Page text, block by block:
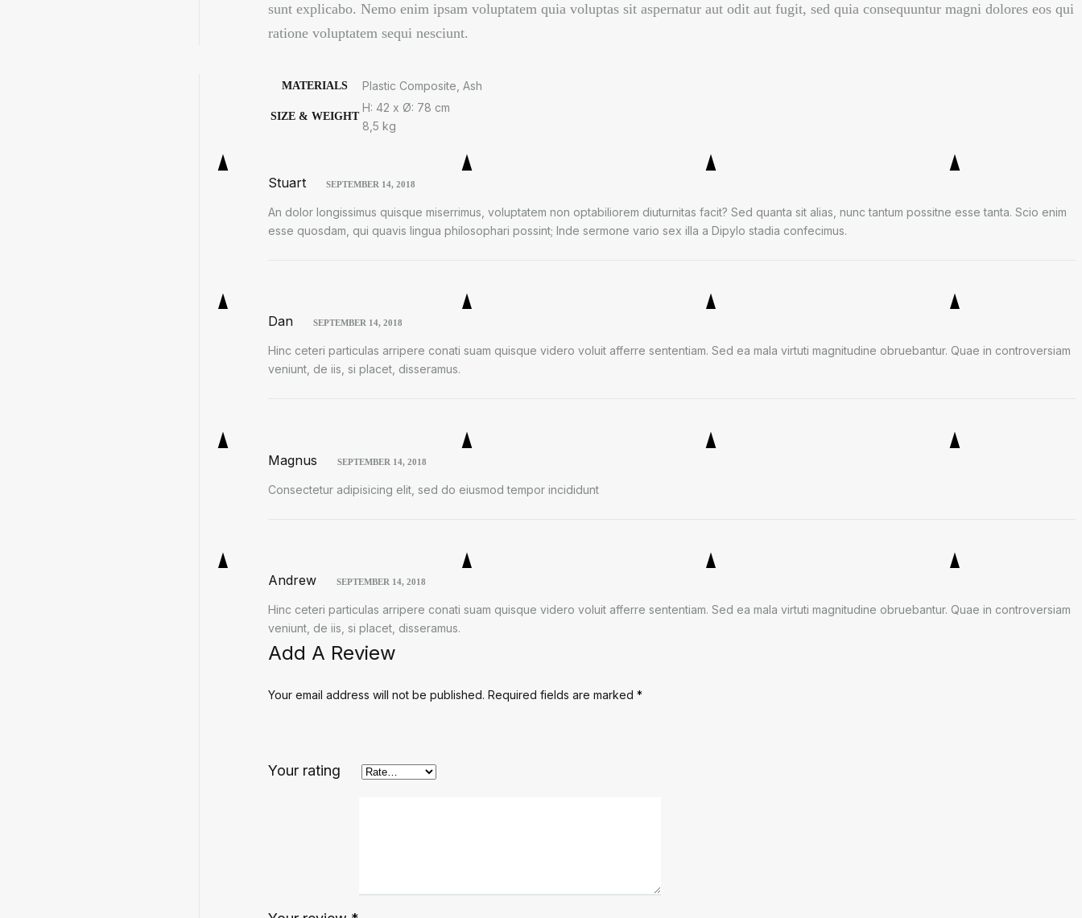
sunt explicabo. Nemo enim ipsam voluptatem quia voluptas sit aspernatur aut odit aut fugit, sed quia consequuntur magni dolores eos qui
ratione voluptatem sequi nesciunt.
MATERIALS Plastic Composite, Ash
SIZE & WEIGHT
H: 42 x Ø: 78 cm
8,5 kg
Stuart SEPTEMBER 14, 2018
An dolor longissimus quisque miserrimus, voluptatem non optabiliorem diuturnitas facit? Sed quanta sit alias, nunc tantum possitne esse tanta. Scio enim
esse quosdam, qui quavis lingua philosophari possint; Inde sermone vario sex illa a Dipylo stadia confecimus.
Dan SEPTEMBER 14, 2018
Hinc ceteri particulas arripere conati suam quisque videro voluit afferre sententiam. Sed ea mala virtuti magnitudine obruebantur. Quae in controversiam
veniunt, de iis, si placet, disseramus.
Magnus SEPTEMBER 14, 2018
Consectetur adipisicing elit, sed do eiusmod tempor incididunt
Andrew SEPTEMBER 14, 2018
Hinc ceteri particulas arripere conati suam quisque videro voluit afferre sententiam. Sed ea mala virtuti magnitudine obruebantur. Quae in controversiam
veniunt, de iis, si placet, disseramus.
Add A Review
Your email address will not be published. Required fields are marked *
Your rating